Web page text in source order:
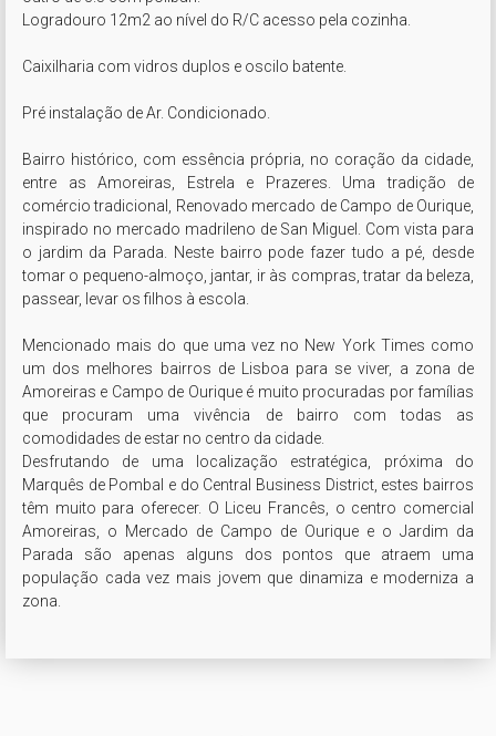
Logradouro 12m2 ao nível do R/C acesso pela cozinha.
Caixilharia com vidros duplos e oscilo batente.
Pré instalação de Ar. Condicionado.
Bairro histórico, com essência própria, no coração da cidade,
entre as Amoreiras, Estrela e Prazeres. Uma tradição de
comércio tradicional, Renovado mercado de Campo de Ourique,
inspirado no mercado madrileno de San Miguel. Com vista para
o jardim da Parada. Neste bairro pode fazer tudo a pé, desde
tomar o pequeno-almoço, jantar, ir às compras, tratar da beleza,
passear, levar os filhos à escola.
Mencionado mais do que uma vez no New York Times como
um dos melhores bairros de Lisboa para se viver, a zona de
Amoreiras e Campo de Ourique é muito procuradas por famílias
que procuram uma vivência de bairro com todas as
comodidades de estar no centro da cidade.
Desfrutando de uma localização estratégica, próxima do
Marquês de Pombal e do Central Business District, estes bairros
têm muito para oferecer. O Liceu Francês, o centro comercial
Amoreiras, o Mercado de Campo de Ourique e o Jardim da
Parada são apenas alguns dos pontos que atraem uma
população cada vez mais jovem que dinamiza e moderniza a
zona.